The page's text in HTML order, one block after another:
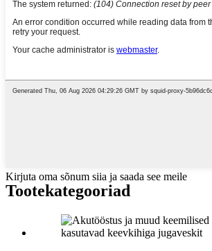
Kirjuta oma sõnum siia ja saada see meile
Tootekategooriad